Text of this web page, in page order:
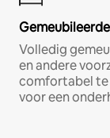
Volledig
en andere
comfortabel te
voor een